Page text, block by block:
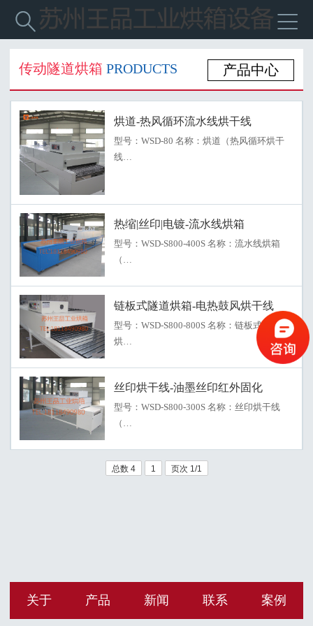


传动隧道烘箱 PRODUCTS 产品中心
烘道-热风循环流水线烘干线
型号：WSD-80 名称：烘道（热风循环烘干
线…
热缩|丝印|电镀-流水线烘箱
型号：WSD-S800-400S 名称：流水线烘箱
（…
链板式隧道烘箱-电热鼓风烘干线
型号：WSD-S800-800S 名称：链板式隧道
烘…
丝印烘干线-油墨丝印红外固化
型号：WSD-S800-300S 名称：丝印烘干线
（…
总数 4 1 页次 1/1
关于 产品 新闻 联系 案例